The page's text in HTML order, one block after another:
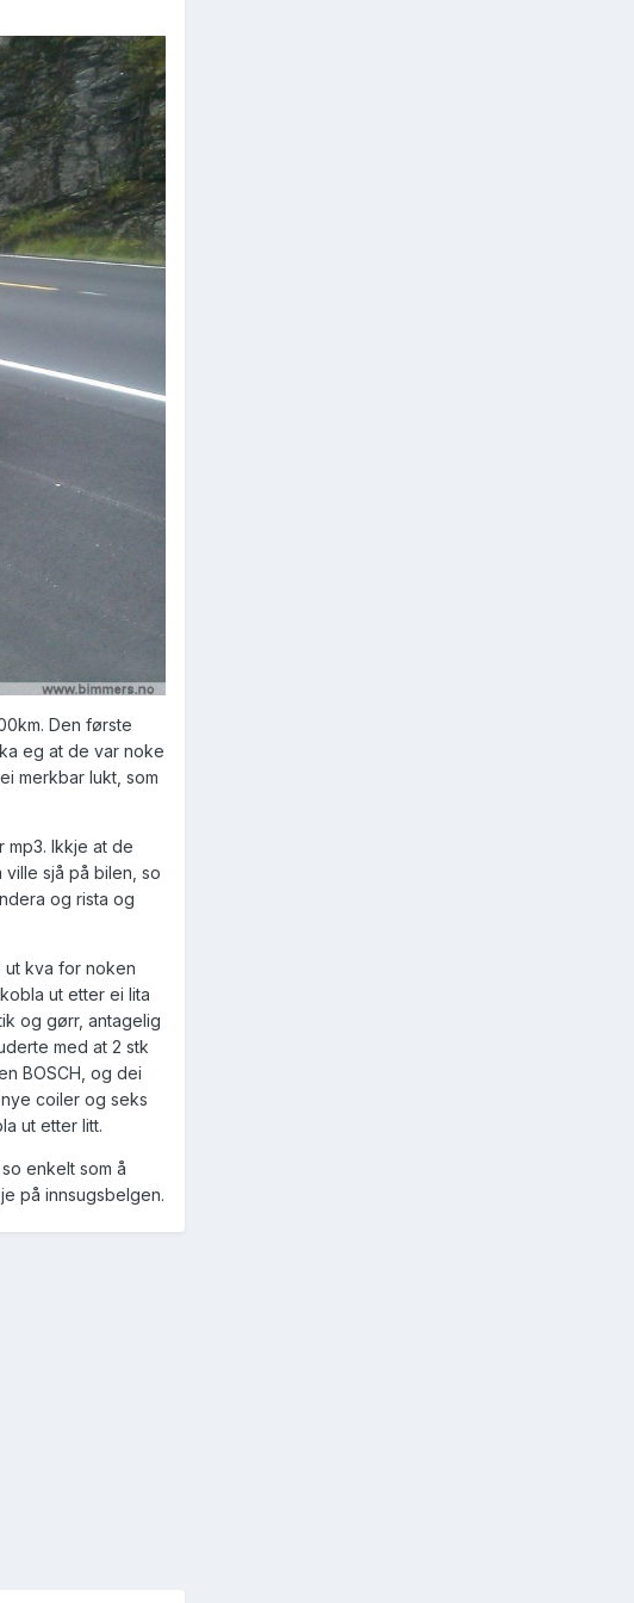
Den første
eg at de var noke
merkbar lukt, som
Ikkje at de
sjå på bilen, so
og rista og
kva for noken
ut etter ei lita
og gørr, antagelig
med at 2 stk
BOSCH, og dei
coiler og seks
ut etter litt.
enkelt som å
på innsugsbelgen.